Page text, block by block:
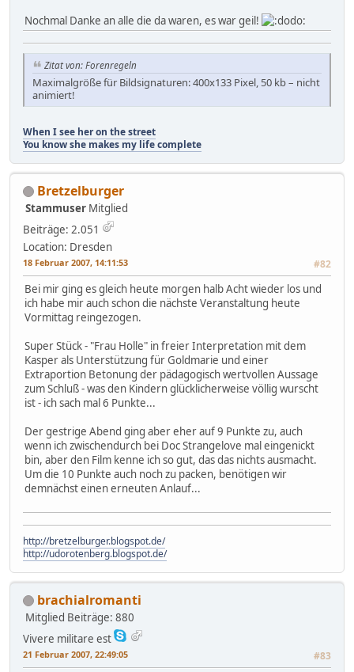
Nochmal Danke an alle die da waren, es war geil!
Zitat von: Forenregeln
Maximalgröße für Bildsignaturen: 400x133 Pixel, 50 kb – nicht
animiert!
When I see her on the street
You know she makes my life complete
Bretzelburger
Stammuser Mitglied
Beiträge: 2.051
Location: Dresden
18 Februar 2007, 14:11:53 #82
Bei mir ging es gleich heute morgen halb Acht wieder los und
ich habe mir auch schon die nächste Veranstaltung heute
Vormittag reingezogen.
Super Stück - "Frau Holle" in freier Interpretation mit dem
Kasper als Unterstützung für Goldmarie und einer
Extraportion Betonung der pädagogisch wertvollen Aussage
zum Schluß - was den Kindern glücklicherweise völlig wurscht
ist - ich sach mal 6 Punkte...
Der gestrige Abend ging aber eher auf 9 Punkte zu, auch
wenn ich zwischendurch bei Doc Strangelove mal eingenickt
bin, aber den Film kenne ich so gut, das das nichts ausmacht.
Um die 10 Punkte auch noch zu packen, benötigen wir
demnächst einen erneuten Anlauf...
http://bretzelburger.blogspot.de/
http://udorotenberg.blogspot.de/
brachialromanti
Mitglied Beiträge: 880
Vivere militare est
21 Februar 2007, 22:49:05 #83